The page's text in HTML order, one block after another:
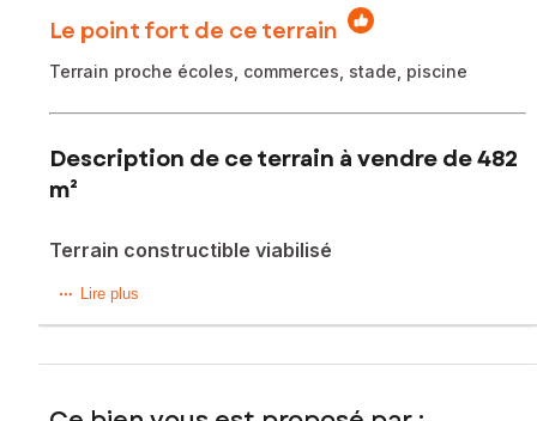
Le point fort de ce terrain
Terrain proche écoles, commerces, stade, piscine
Description de ce terrain à vendre de 482
m²
Terrain constructible viabilisé
A Landivisiau terrain constructible de 482 m² (Lot 10) dans
Nevez, de le piscine municipale, des écoles et commerces.
Lire plus